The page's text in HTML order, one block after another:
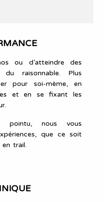
ou d’atteindre des
raisonnable. Plus
pour soi-même, en
et en se fixant les
pointu, nous vous
que ce soit
trail.